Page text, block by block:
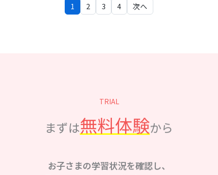
1 2 3 4 次へ
TRIAL
まずは無料体験から
お子さまの学習状況を確認し、